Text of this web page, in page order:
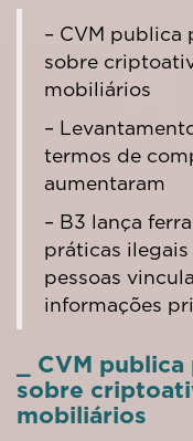
– CVM publica
sobre
mobiliários
–
termos de
aumentaram
– B3 lança
práticas
pessoas
informações
_ CVM
sobre
mobiliários